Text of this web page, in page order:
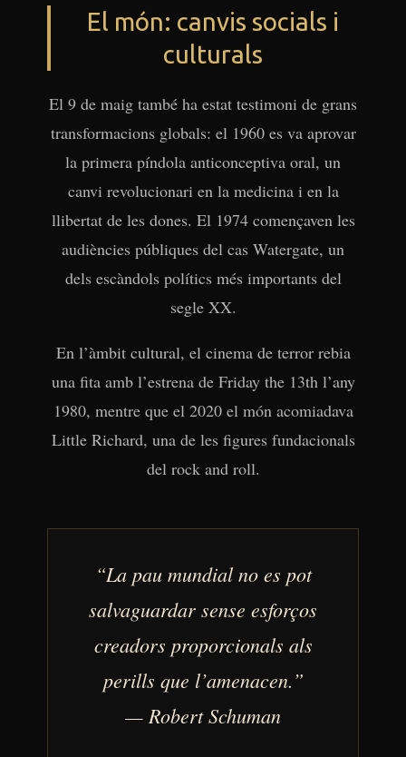
El món: canvis socials i
culturals
El 9 de maig també ha estat testimoni de grans
transformacions globals: el 1960 es va aprovar
la primera píndola anticonceptiva oral, un
canvi revolucionari en la medicina i en la
llibertat de les dones. El 1974 començaven les
audiències públiques del cas Watergate, un
dels escàndols polítics més importants del
segle XX.
En l’àmbit cultural, el cinema de terror rebia
una fita amb l’estrena de Friday the 13th l’any
1980, mentre que el 2020 el món acomiadava
Little Richard, una de les figures fundacionals
del rock and roll.
“La pau mundial no es pot
salvaguardar sense esforços
creadors proporcionals als
perills que l’amenacen.”
— Robert Schuman